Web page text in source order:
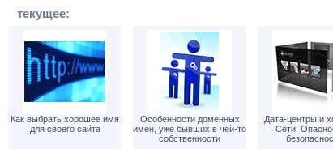
текущее:
Как выбрать хорошее имя
для своего сайта
Особенности доменных
имен, уже бывших в чей-то
собственности
Дата-центры и
Сети.